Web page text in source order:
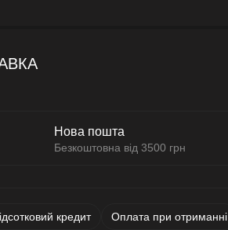
Нова пошта
Безкоштовна від 3500 грн
кредит Оплата при отриманні